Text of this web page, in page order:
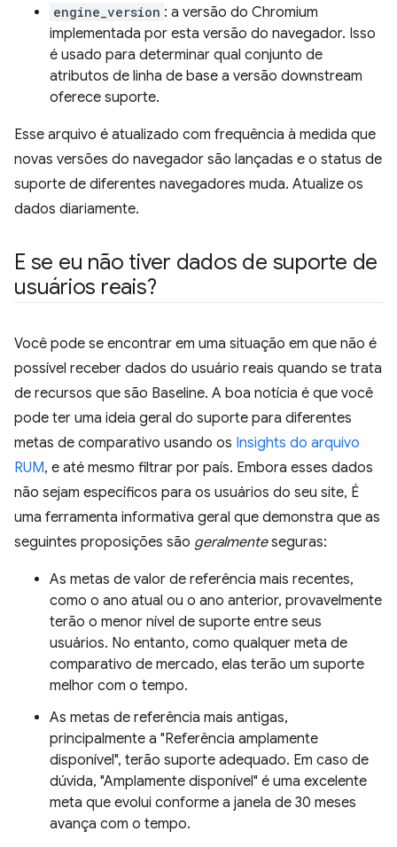
engine_version : a versão do Chromium
implementada por esta versão do navegador. Isso
é usado para determinar qual conjunto de
atributos de linha de base a versão downstream
oferece suporte.
Esse arquivo é atualizado com frequência à medida que
novas versões do navegador são lançadas e o status de
suporte de diferentes navegadores muda. Atualize os
dados diariamente.
E se eu não tiver dados de suporte de
usuários reais?
Você pode se encontrar em uma situação em que não é
possível receber dados do usuário reais quando se trata
de recursos que são Baseline. A boa notícia é que você
pode ter uma ideia geral do suporte para diferentes
metas de comparativo usando os Insights do arquivo
RUM, e até mesmo filtrar por país. Embora esses dados
não sejam específicos para os usuários do seu site, É
uma ferramenta informativa geral que demonstra que as
seguintes proposições são geralmenteseguras:
As metas de valor de referência mais recentes,
como o ano atual ou o ano anterior, provavelmente
terão o menor nível de suporte entre seus
usuários. No entanto, como qualquer meta de
comparativo de mercado, elas terão um suporte
melhor com o tempo.
As metas de referência mais antigas,
principalmente a "Referência amplamente
disponível", terão suporte adequado. Em caso de
dúvida, "Amplamente disponível" é uma excelente
meta que evolui conforme a janela de 30 meses
avança com o tempo.